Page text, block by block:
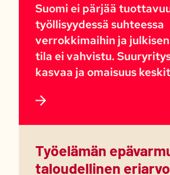
Suomi ei pärjää
työllisyydessä suhteessa
verrokkimaihin ja
tila ei vahvistu.
kasvaa ja omaisuus
Työelämän
taloudellinen